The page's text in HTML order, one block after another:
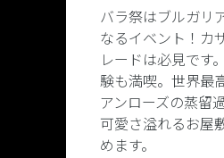
バラ祭はブルガリ
なるイベント！カ
レードは必見です
験も満喫。世界最
アンローズの蒸留
可愛さ溢れるお屋
めます。